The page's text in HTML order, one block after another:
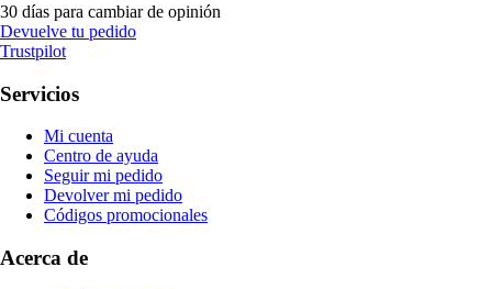
30 días para cambiar de opinión
Devuelve tu pedido
Trustpilot
Servicios
Mi cuenta
Centro de ayuda
Seguir mi pedido
Devolver mi pedido
Códigos promocionales
Acerca de